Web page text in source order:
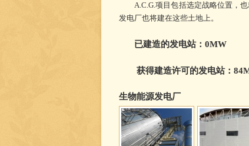
A.C.G.项目包括选定战略位置，也
发电厂也将建在这些土地上。
已建造的发电站：0MW
获得建造许可的发电站：
生物能源发电厂